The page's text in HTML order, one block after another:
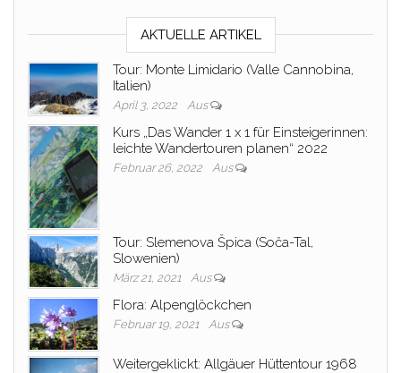
AKTUELLE ARTIKEL
Tour: Monte Limidario (Valle Cannobina,
Italien)
April 3, 2022 Aus
Kurs „Das Wander 1 x 1 für Einsteigerinnen:
leichte Wandertouren planen“ 2022
Februar 26, 2022 Aus
Tour: Slemenova Špica (Soča-Tal,
Slowenien)
März 21, 2021 Aus
Flora: Alpenglöckchen
Februar 19, 2021 Aus
Weitergeklickt: Allgäuer Hüttentour 1968